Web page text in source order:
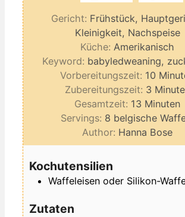
Gericht: Frühstück,
Kleinigkeit, Nachspeise
Küche: Amerikanisch
Keyword: babyledweaning,
Vorbereitungszeit: 10
Zubereitungszeit: 3
Gesamtzeit: 13 Minuten
Minuten
Servings: 8 belgische
Author: Hanna Bose
Kochutensilien
Waffeleisen oder Silikon-
Zutaten